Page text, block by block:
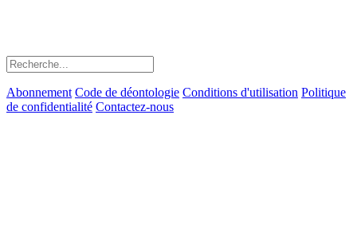
Abonnement Code de déontologie Conditions d'utilisation Politique
de confidentialité Contactez-nous